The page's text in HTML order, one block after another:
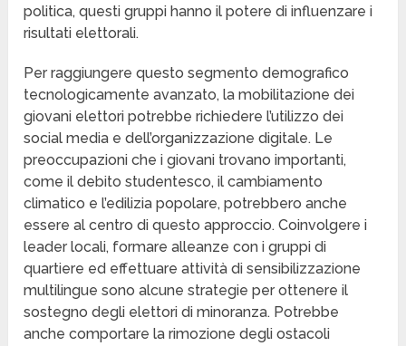
politica, questi gruppi hanno il potere di influenzare i
risultati elettorali.
Per raggiungere questo segmento demografico
tecnologicamente avanzato, la mobilitazione dei
giovani elettori potrebbe richiedere l’utilizzo dei
social media e dell’organizzazione digitale. Le
preoccupazioni che i giovani trovano importanti,
come il debito studentesco, il cambiamento
climatico e l’edilizia popolare, potrebbero anche
essere al centro di questo approccio. Coinvolgere i
leader locali, formare alleanze con i gruppi di
quartiere ed effettuare attività di sensibilizzazione
multilingue sono alcune strategie per ottenere il
sostegno degli elettori di minoranza. Potrebbe
anche comportare la rimozione degli ostacoli